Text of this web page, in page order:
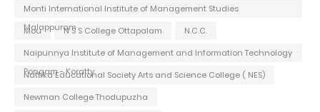
Monti International Institute of Management Studies
Malappuram
Mou N S S College Ottapalam
N.C.C.
Naipunnya Institute of Management and Information Technology
Pongam - Koratty
Nattika Educational Society Arts and Science College ( NES)
Newman College Thodupuzha